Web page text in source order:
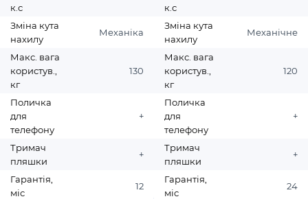
к.с
Зміна кута
нахилу
Механіка
Макс. вага
користув.,
кг
130
Поличка
для
телефону
+
Тримач
пляшки
+
Гарантія,
міс
12
к.с
Зміна кута
нахилу
Механічне
Макс. вага
користув.,
кг
120
Поличка
для
телефону
+
Тримач
пляшки
+
Гарантія,
міс
24